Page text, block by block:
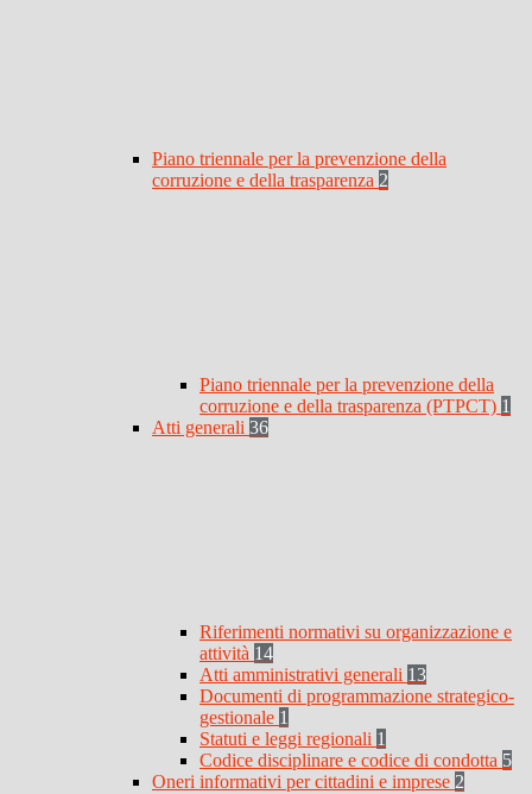
Piano triennale per la prevenzione della
corruzione e della trasparenza 2
Piano triennale per la prevenzione della
corruzione e della trasparenza (PTPCT) 1
Atti generali 36
Riferimenti normativi su organizzazione e
attività 14
Atti amministrativi generali 13
Documenti di programmazione strategico-
gestionale 1
Statuti e leggi regionali 1
Codice disciplinare e codice di condotta 5
Oneri informativi per cittadini e imprese 2